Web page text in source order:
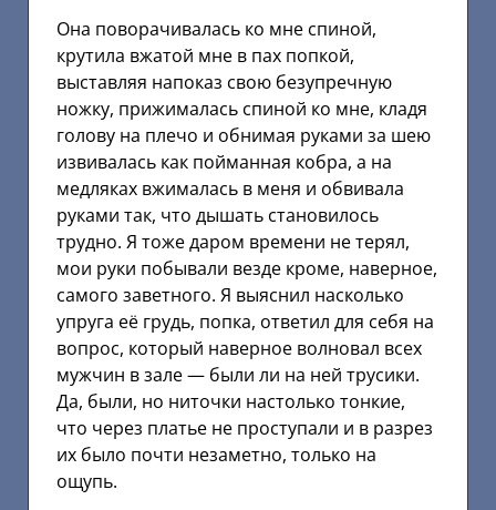
Она поворачивалась ко мне спиной,
крутила вжатой мне в пах попкой,
выставляя напоказ свою безупречную
ножку, прижималась спиной ко мне, кладя
голову на плечо и обнимая руками за шею
извивалась как пойманная кобра, а на
медляках вжималась в меня и обвивала
руками так, что дышать становилось
трудно. Я тоже даром времени не терял,
мои руки побывали везде кроме, наверное,
самого заветного. Я выяснил насколько
упруга её грудь, попка, ответил для себя на
вопрос, который наверное волновал всех
мужчин в зале — были ли на ней трусики.
Да, были, но ниточки настолько тонкие,
что через платье не проступали и в разрез
их было почти незаметно, только на
ощупь.